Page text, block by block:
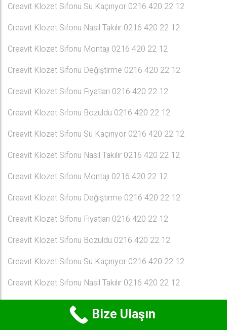
Creavit Klozet Sifonu Su Kaçırıyor 0216 420 22 12
Creavit Klozet Sifonu Nasıl Takılır 0216 420 22 12
Creavit Klozet Sifonu Montajı 0216 420 22 12
Creavit Klozet Sifonu Değiştirme 0216 420 22 12
Creavit Klozet Sifonu Fiyatları 0216 420 22 12
Creavit Klozet Sifonu Bozuldu 0216 420 22 12
Creavit Klozet Sifonu Su Kaçırıyor 0216 420 22 12
Creavit Klozet Sifonu Nasıl Takılır 0216 420 22 12
Creavit Klozet Sifonu Montajı 0216 420 22 12
Creavit Klozet Sifonu Değiştirme 0216 420 22 12
Creavit Klozet Sifonu Fiyatları 0216 420 22 12
Creavit Klozet Sifonu Bozuldu 0216 420 22 12
Creavit Klozet Sifonu Su Kaçırıyor 0216 420 22 12
Creavit Klozet Sifonu Nasıl Takılır 0216 420 22 12
Creavit Klozet Sifonu Montajı 0216 420 22 12
Creavit Klozet Sifonu Fiyatları 0216 420 22 12
Bize Ulaşın